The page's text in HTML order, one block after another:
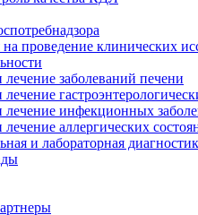
проведение клинических
лечение заболеваний печени
лечение инфекционных
лечение аллергических
и лабораторная